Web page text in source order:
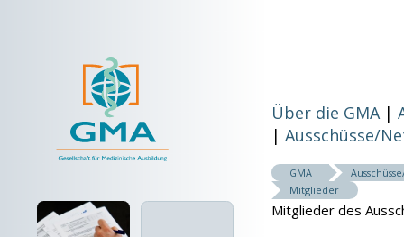
Über die GMA
Ausschüsse/
GMA
Mitglieder
Mitglieder des